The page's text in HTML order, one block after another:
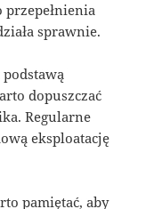
sprawnie.
dopuszczać
Regularne
eksploatację
pamiętać, aby